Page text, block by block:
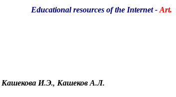
Educational resources of the Internet- Art.
Кашекова И.Э., Кашеков А.Л.